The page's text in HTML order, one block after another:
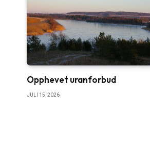
Opphevet uranforbud
JULI 15, 2026